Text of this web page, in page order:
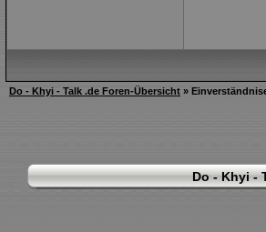
Do - Khyi - Talk .de Foren-Übersicht »
Do - Khyi -